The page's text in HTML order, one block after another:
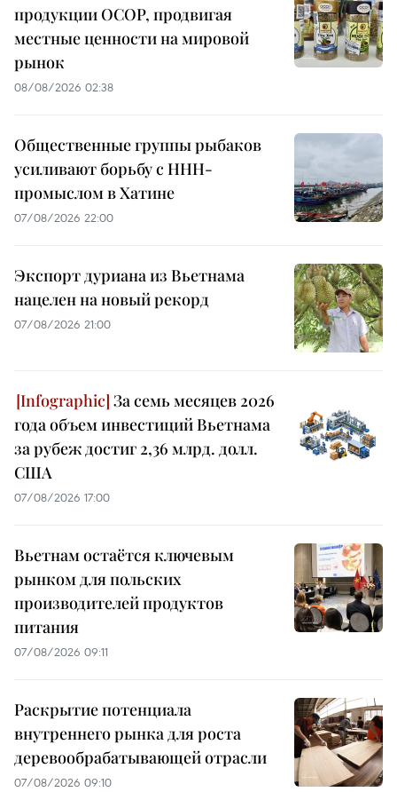
продукции OCOP, продвигая
местные ценности на мировой
рынок
08/08/2026 02:38
Общественные группы рыбаков
усиливают борьбу с ННН-
промыслом в Хатине
07/08/2026 22:00
Экспорт дуриана из Вьетнама
нацелен на новый рекорд
07/08/2026 21:00
За семь месяцев 2026
года объем инвестиций Вьетнама
за рубеж достиг 2,36 млрд. долл.
США
07/08/2026 17:00
Вьетнам остаётся ключевым
рынком для польских
производителей продуктов
питания
07/08/2026 09:11
Раскрытие потенциала
внутреннего рынка для роста
деревообрабатывающей отрасли
07/08/2026 09:10